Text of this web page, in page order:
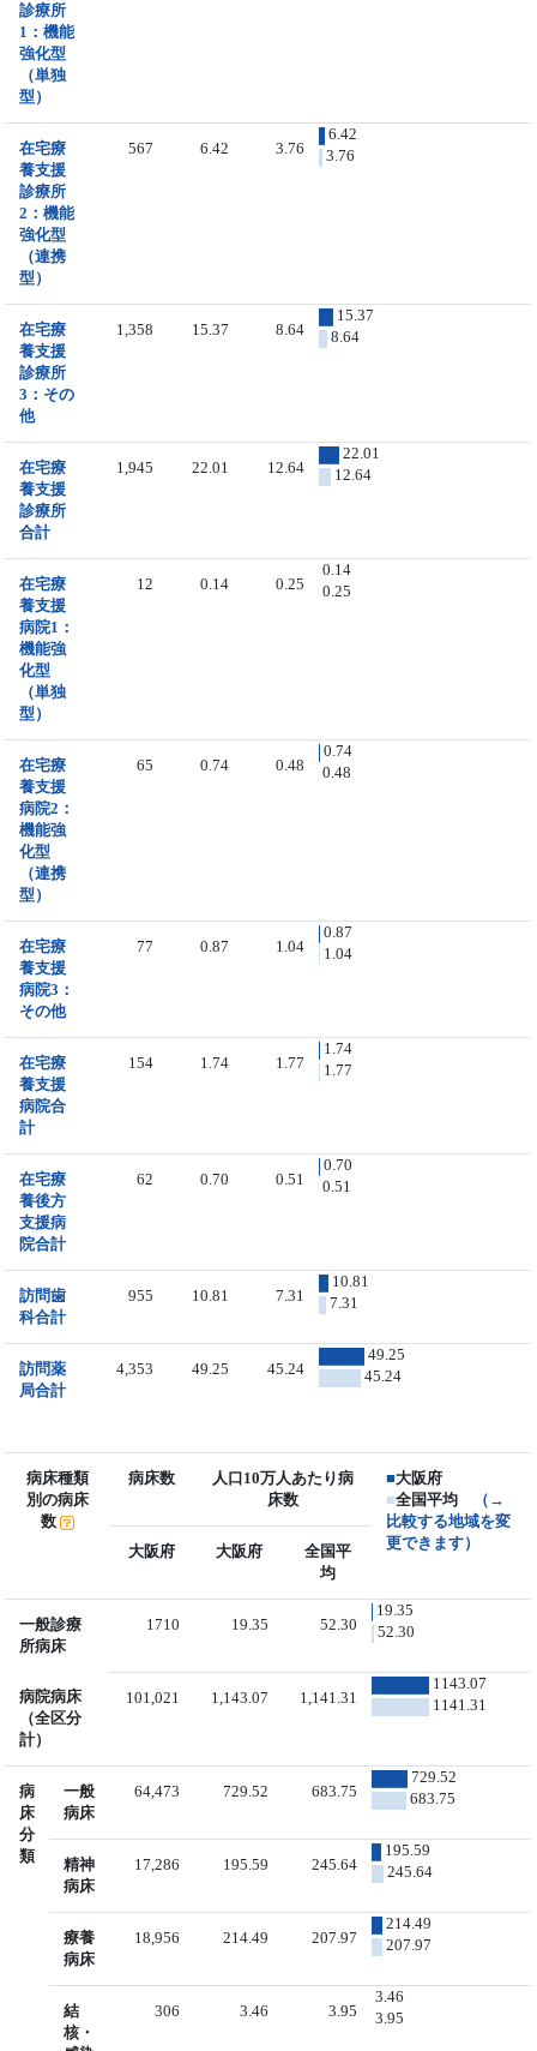
診療所
1：機能
強化型
（単独
型）
在宅療
養支援
診療所
2：機能
強化型
（連携
型）
567 6.42 3.76
6.42
3.76
在宅療
養支援
診療所
3：その
他
1,358 15.37 8.64
15.37
8.64
在宅療
養支援
診療所
合計
1,945 22.01 12.64
22.01
12.64
在宅療
養支援
病院1：
機能強
化型
（単独
型）
12 0.14 0.25
0.14
0.25
在宅療
養支援
病院2：
機能強
化型
（連携
型）
65 0.74 0.48
0.74
0.48
在宅療
養支援
病院3：
その他
77 0.87 1.04
0.87
1.04
在宅療
養支援
病院合
計
154 1.74 1.77
1.74
1.77
在宅療
養後方
支援病
院合計
62 0.70 0.51
0.70
0.51
訪問歯
科合計
955 10.81 7.31
10.81
7.31
訪問薬
局合計
4,353 49.25 45.24
49.25
45.24
病床種類
別の病床
数
病床数
人口10万人あたり病
床数
■大阪府
■全国平均
（→
比較する地域を変
更できます）
大阪府 大阪府
全国平
均
一般診療
所病床
1710 19.35 52.30
19.35
52.30
病院病床
（全区分
計）
101,021 1,143.07 1,141.31
1143.07
1141.31
病
床
分
類
一般
病床
64,473 729.52 683.75
729.52
683.75
精神
病床
17,286 195.59 245.64
195.59
245.64
療養
病床
18,956 214.49 207.97
214.49
207.97
結
核・
306 3.46 3.95
3.46
3.95